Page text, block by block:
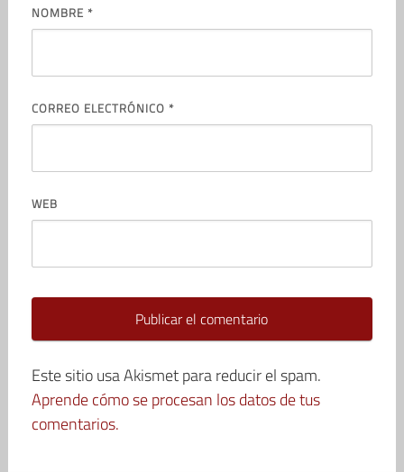
NOMBRE *
CORREO ELECTRÓNICO *
WEB
Este sitio usa Akismet para reducir el spam.
Aprende cómo se procesan los datos de tus
comentarios.